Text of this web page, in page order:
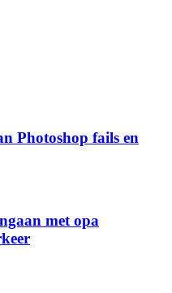
Photoshop fails en
met opa